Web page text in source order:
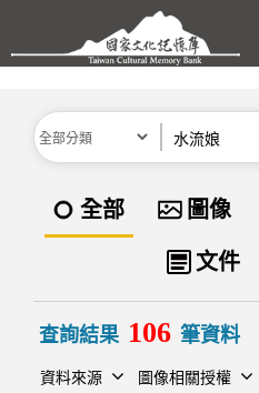
跳到主要內容區塊
分類
全部 圖像
文件
查詢結果 106 筆資料
資料來源 圖像相關授權